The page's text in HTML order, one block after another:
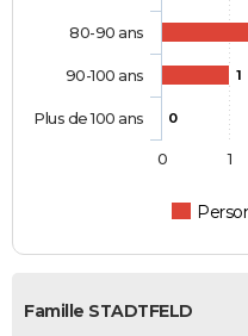
1
0
80-90 ans
90-100 ans
Plus de 100 ans
0 1
Famille STADTFELD